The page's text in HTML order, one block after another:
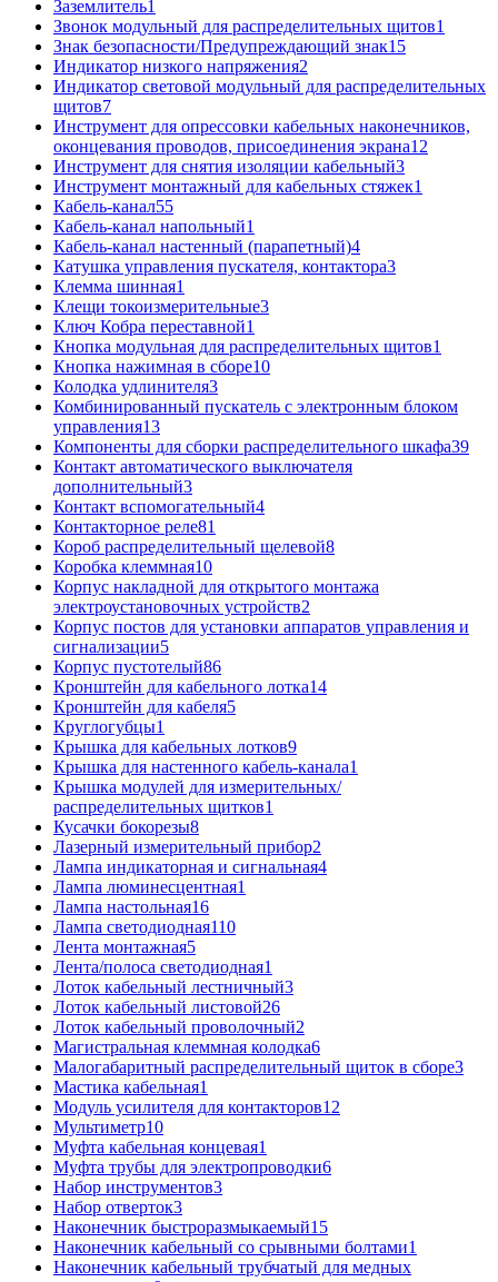
Заземлитель1
Звонок модульный для распределительных щитов1
Знак безопасности/Предупреждающий знак15
Индикатор низкого напряжения2
Индикатор световой модульный для распределительных
щитов7
Инструмент для опрессовки кабельных наконечников,
оконцевания проводов, присоединения экрана12
Инструмент для снятия изоляции кабельный3
Инструмент монтажный для кабельных стяжек1
Кабель-канал55
Кабель-канал напольный1
Кабель-канал настенный (парапетный)4
Катушка управления пускателя, контактора3
Клемма шинная1
Клещи токоизмерительные3
Ключ Кобра переставной1
Кнопка модульная для распределительных щитов1
Кнопка нажимная в сборе10
Колодка удлинителя3
Комбинированный пускатель с электронным блоком
управления13
Компоненты для сборки распределительного шкафа39
Контакт автоматического выключателя
дополнительный3
Контакт вспомогательный4
Контакторное реле81
Короб распределительный щелевой8
Коробка клеммная10
Корпус накладной для открытого монтажа
электроустановочных устройств2
Корпус постов для установки аппаратов управления и
сигнализации5
Корпус пустотелый86
Кронштейн для кабельного лотка14
Кронштейн для кабеля5
Круглогубцы1
Крышка для кабельных лотков9
Крышка для настенного кабель-канала1
Крышка модулей для измерительных/
распределительных щитков1
Кусачки бокорезы8
Лазерный измерительный прибор2
Лампа индикаторная и сигнальная4
Лампа люминесцентная1
Лампа настольная16
Лампа светодиодная110
Лента монтажная5
Лента/полоса светодиодная1
Лоток кабельный лестничный3
Лоток кабельный листовой26
Лоток кабельный проволочный2
Магистральная клеммная колодка6
Малогабаритный распределительный щиток в сборе3
Мастика кабельная1
Модуль усилителя для контакторов12
Мультиметр10
Муфта кабельная концевая1
Муфта трубы для электропроводки6
Набор инструментов3
Набор отверток3
Наконечник быстроразмыкаемый15
Наконечник кабельный со срывными болтами1
Наконечник кабельный трубчатый для медных